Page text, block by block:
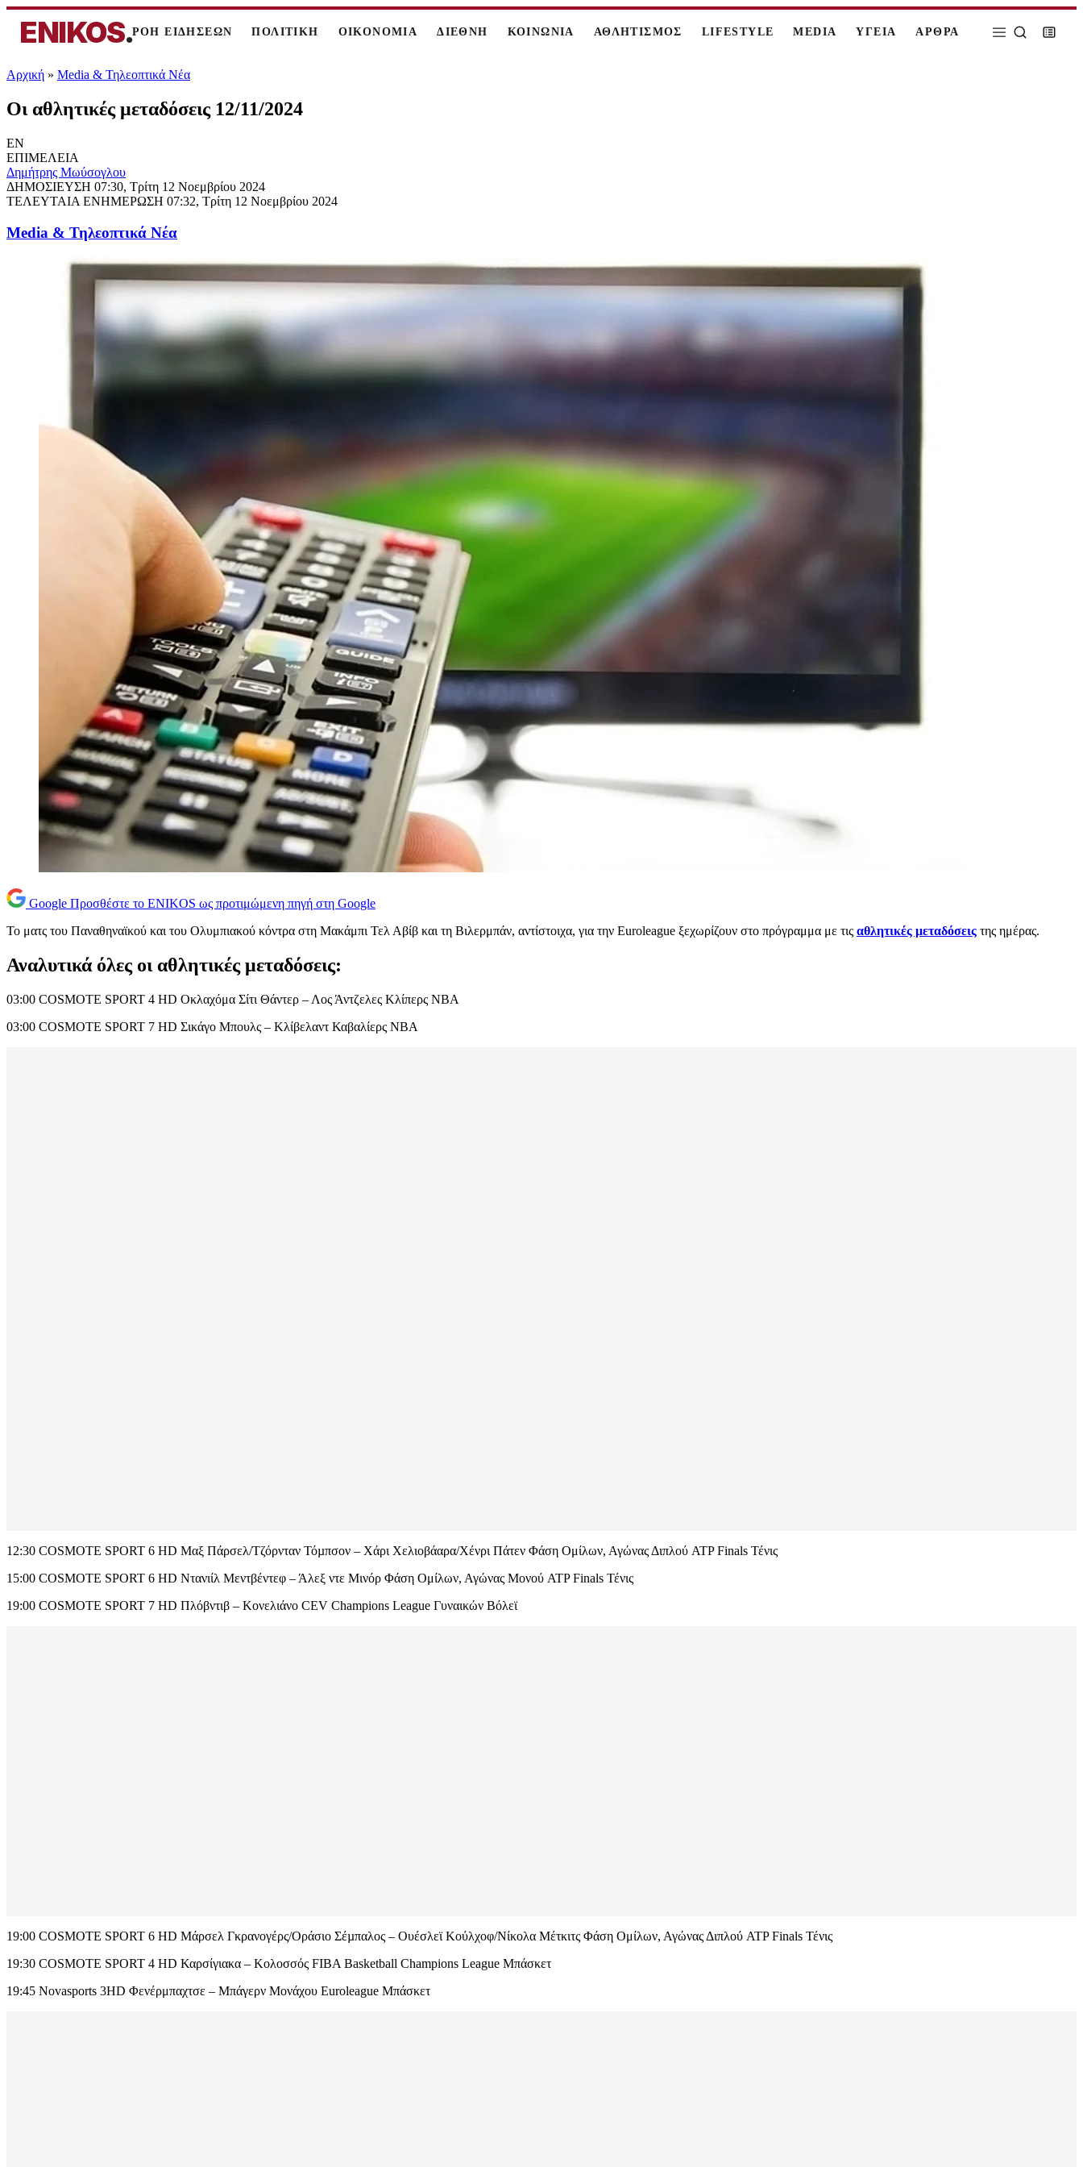
ENIKOS.ΡΟΗ ΕΙΔΗΣΕΩΝ ΠΟΛΙΤΙΚΗ ΟΙΚΟΝΟΜΙΑ ΔΙΕΘΝΗ ΚΟΙΝΩΝΙΑ ΑΘΛΗΤΙΣΜΟΣ LIFESTYLE MEDIA ΥΓΕΙΑ ΑΡΘΡΑ
Αρχική » Media & Τηλεοπτικά Νέα
Οι αθλητικές μεταδόσεις 12/11/2024
EN
ΕΠΙΜΕΛΕΙΑ
Δημήτρης Μωύσογλου
ΔΗΜΟΣΙΕΥΣΗ 07:30, Τρίτη 12 Νοεμβρίου 2024
ΤΕΛΕΥΤΑΙΑ ΕΝΗΜΕΡΩΣΗ 07:32, Τρίτη 12 Νοεμβρίου 2024
Media & Τηλεοπτικά Νέα
Google Προσθέστε το ENIKOS ως προτιμώμενη πηγή στη Google
Το ματς του Παναθηναϊκού και του Ολυμπιακού κόντρα στη Μακάμπι Τελ Αβίβ και τη Βιλερμπάν, αντίστοιχα, για την Euroleague ξεχωρίζουν στο πρόγραμμα με τις αθλητικές μεταδόσεις της ημέρας.
Αναλυτικά όλες οι αθλητικές μεταδόσεις:
03:00 COSMOTE SPORT 4 HD Οκλαχόμα Σίτι Θάντερ – Λος Άντζελες Κλίπερς NBA
03:00 COSMOTE SPORT 7 HD Σικάγο Μπουλς – Κλίβελαντ Καβαλίερς NBA
12:30 COSMOTE SPORT 6 HD Μαξ Πάρσελ/Τζόρνταν Τόµπσον – Χάρι Χελιοβάαρα/Χένρι Πάτεν Φάση Ομίλων, Αγώνας Διπλού ATP Finals Τένις
15:00 COSMOTE SPORT 6 HD Ντανιίλ Μεντβέντεφ – Άλεξ ντε Μινόρ Φάση Ομίλων, Αγώνας Μονού ATP Finals Τένις
19:00 COSMOTE SPORT 7 HD Πλόβντιβ – Κονελιάνο CEV Champions League Γυναικών Βόλεϊ
19:00 COSMOTE SPORT 6 HD Μάρσελ Γκρανογέρς/Οράσιο Σέµπαλος – Ουέσλεϊ Κούλχοφ/Νίκολα Μέτκιτς Φάση Ομίλων, Αγώνας Διπλού ATP Finals Τένις
19:30 COSMOTE SPORT 4 HD Καρσίγιακα – Κολοσσός FIBA Basketball Champions League Μπάσκετ
19:45 Novasports 3HD Φενέρμπαχτσε – Μπάγερν Μονάχου Euroleague Μπάσκετ